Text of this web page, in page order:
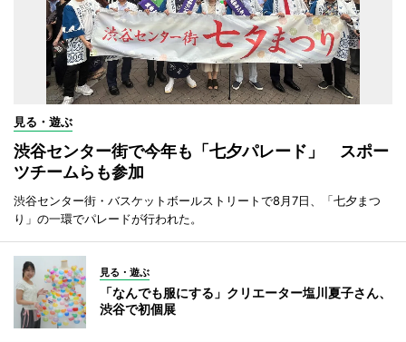
見る・遊ぶ
渋谷センター街で今年も「七夕パレード」 スポー
ツチームらも参加
渋谷センター街・バスケットボールストリートで8月7日、「七夕まつ
り」の一環でパレードが行われた。
見る・遊ぶ
「なんでも服にする」クリエーター塩川夏子さん、
渋谷で初個展